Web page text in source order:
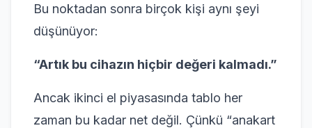
Bu noktadan sonra birçok kişi aynı şeyi
düşünüyor:
“Artık bu cihazın hiçbir değeri kalmadı.”
Ancak ikinci el piyasasında tablo her
zaman bu kadar net değil. Çünkü “anakart